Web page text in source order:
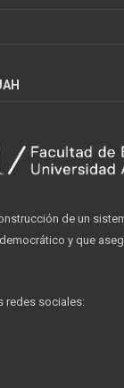
de un
y que
redes sociales: